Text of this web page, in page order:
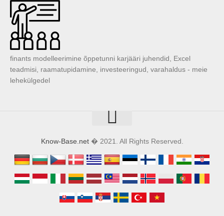
finants modelleerimine õppetunni karjääri juhendid, Excel
teadmisi, raamatupidamine, investeeringud, varahaldus - meie
lehekülgedel
Know-Base.net� 2021. All Rights Reserved.